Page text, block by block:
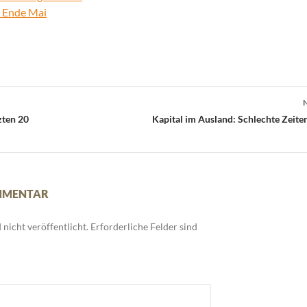
Mai
20 Kapital im Ausland: Schlechte
nicht veröffentlicht. Erforderliche Felder sind